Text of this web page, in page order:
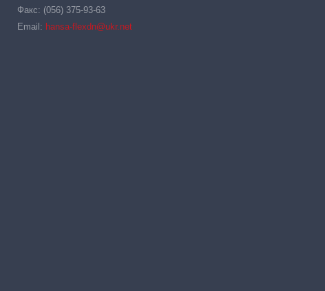
Факс: (056) 375-93-63
Email: hansa-flexdn@ukr.net